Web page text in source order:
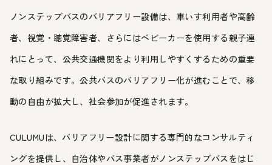
ノンステップバスのバリアフリー設備は、車いす利用者や高齢
者、視覚・聴覚障害者、さらにはベビーカーを使用する親子連
れにとって、公共交通機関をより利用しやすくするための重要
な取り組みです。公共バスのバリアフリー化が進むことで、移
動の自由が拡大し、社会参加が促進されます。
CULUMUは、バリアフリー設計に関する専門的なコンサルティ
ングを提供し、自治体やバス事業者がノンステップバスをはじ